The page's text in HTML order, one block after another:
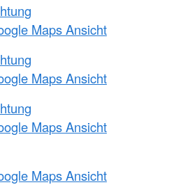
Maps Ansicht
Maps Ansicht
Maps Ansicht
Maps Ansicht